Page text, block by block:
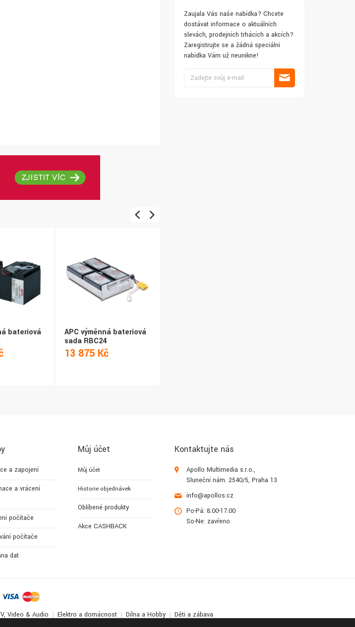
bateriová
APC výměnná bateriová
sada RBC24
13 875 Kč
Zaujala Vás naše nabídka? Chcete
dostávat informace o aktuálních
slevách, prodejních trhácích a akcích?
Zaregistrujte se a žádná speciální
nabídka Vám už neunikne!
a zapojení
a vrácení
počítače
počítače
dat
Můj účet
Můj účet
Historie objednávek
Oblíbené produkty
Akce CASHBACK
Kontaktujte nás
Apollo Multimedia s.r.o.,
Sluneční nám. 2540/5, Praha 13
info@apollos.cz
Po-Pá: 8.00-17.00
So-Ne: zavřeno
Video & Audio Elektro a domácnost Dílna a Hobby
Děti a zábava